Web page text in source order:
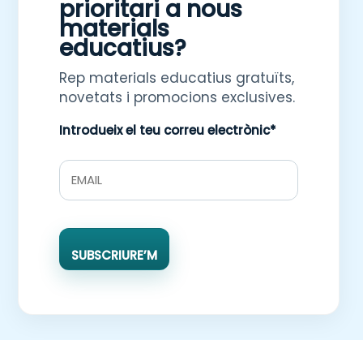
prioritari a nous
materials
educatius?
Rep materials educatius gratuïts,
novetats i promocions exclusives.
Introdueix el teu correu electrònic*
SUBSCRIURE’M